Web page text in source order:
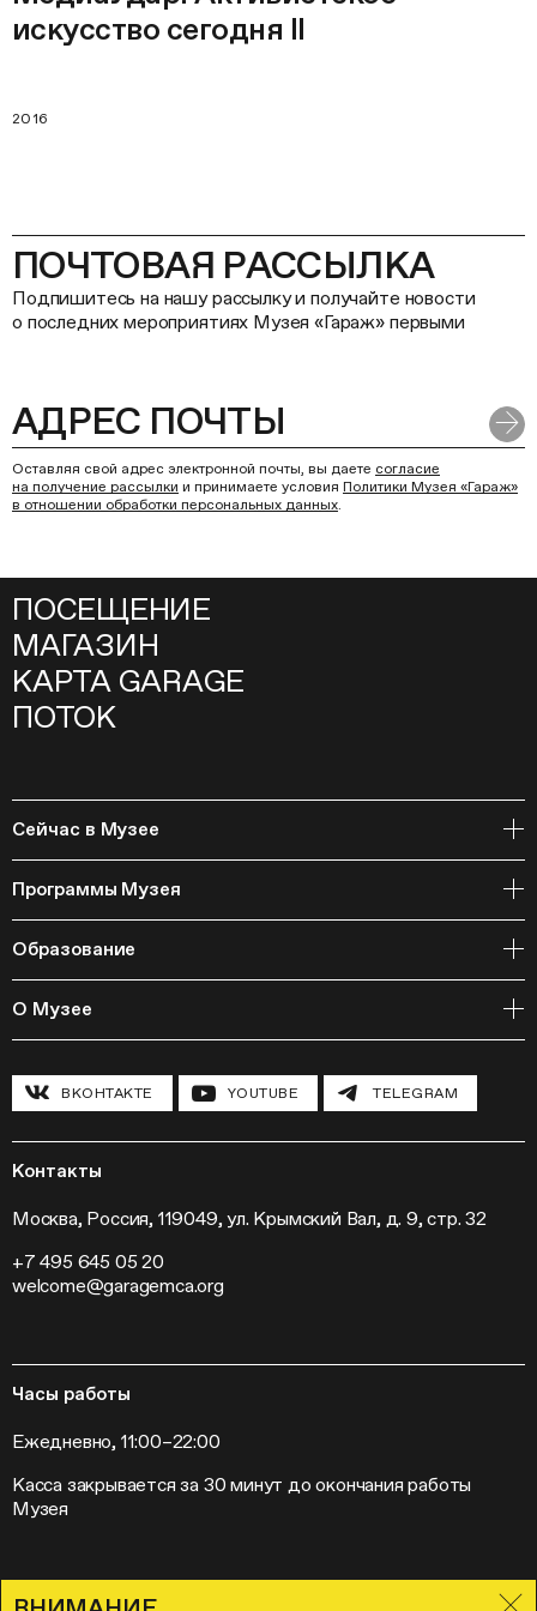
искусство сегодня II
2016
ПОЧТОВАЯ РАССЫЛКА
Подпишитесь на нашу рассылку и получайте новости
о последних мероприятиях Музея «Гараж» первыми
Оставляя свой адрес электронной почты, вы даете согласие
на получение рассылки и принимаете условия Политики Музея «Гараж»
в отношении обработки персональных данных.
ПОСЕЩЕНИЕ
МАГАЗИН
КАРТА GARAGE
ПОТОК
Сейчас в Музее
События
Программы Музея
Библиотека
Издательская программа
Мастерские
Полевые исследования
Инклюзивные программы
Конференции
Программа «Новые медиа»
Кинопрограмма
Выставки
Слет институций современного искусства
Образование
Курсы
Циклы лекций
О Музее
Павильон «Шестигранник»
Хроника Музея «Гараж»
Новости
Пресса
Контакты
ВКОНТАКТЕ YOUTUBE TELEGRAM
Контакты
Москва, Россия, 119049, ул. Крымский Вал, д. 9, стр. 32
+7 495 645 05 20
welcome@garagemca.org
Часы работы
Ежедневно, 11:00–22:00
Касса закрывается за 30 минут до окончания работы
Музея